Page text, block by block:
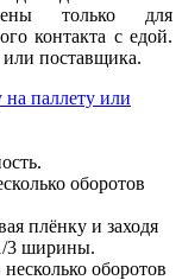
только для
контакта с едой.
поставщика.
на паллету или
оборотов
плёнку и заходя
3 ширины.
оборотов